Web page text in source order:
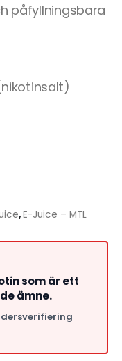
påfyllningsbara
,E-Juice – MTL
som är ett
ämne.